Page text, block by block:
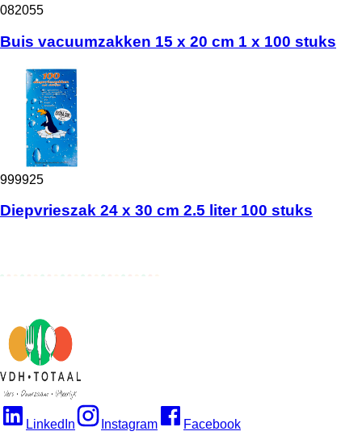
082055
Buis vacuumzakken 15 x 20 cm 1 x 100 stuks
999925
Diepvrieszak 24 x 30 cm 2.5 liter 100 stuks
LinkedIn Instagram Facebook